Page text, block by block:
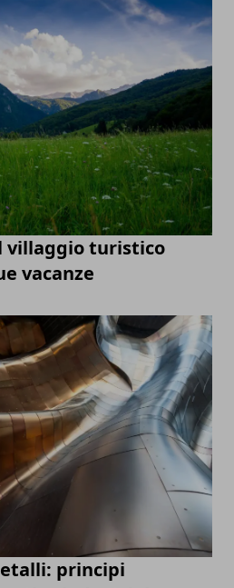
villaggio turistico
vacanze
principi